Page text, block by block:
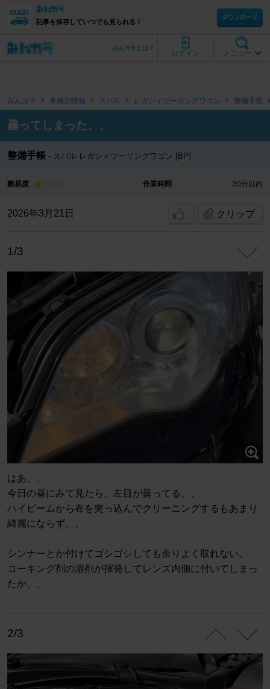
記事を保存していつでも見られる！
ダウンロード
メニュー
ログイン
みんカラとは？
みんカラ 車種別情報 スバル レガシィツーリングワゴン 整備手帳
曇ってしまった、、
整備手帳 スバル レガシィツーリングワゴン [BP]
難易度 作業時間 30分以内
2026年3月21日 クリップ
1/3
はあ、、
今日の昼にみて見たら、左目が曇ってる、、
ハイビームから布を突っ込んでクリーニングするもあまり
綺麗にならず、、
シンナーとか付けてゴシゴシしても余りよく取れない。
コーキング剤の溶剤が揮発してレンズ内側に付いてしまっ
たか、、
2/3